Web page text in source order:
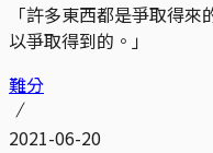
「許多東西都是爭取得
以爭取得到的。」
難分
2021-06-20